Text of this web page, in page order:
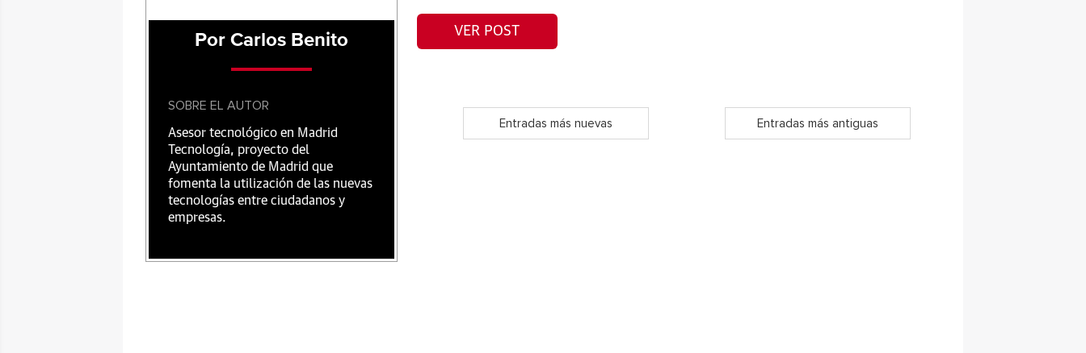
VER POST
Entradas más nuevas Entradas más antiguas
Por Carlos Benito
SOBRE EL AUTOR
Asesor tecnológico en Madrid
Tecnología, proyecto del
Ayuntamiento de Madrid que
fomenta la utilización de las nuevas
tecnologías entre ciudadanos y
empresas.